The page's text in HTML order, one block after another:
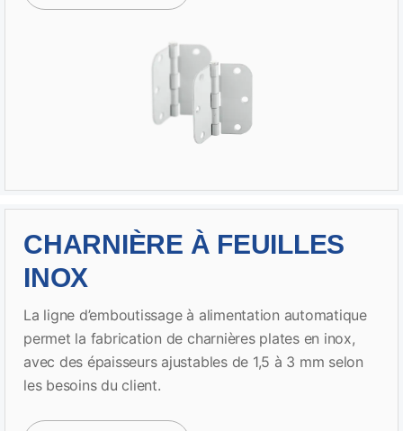
CHARNIÈRE À FEUILLES
INOX
La ligne d’emboutissage à alimentation automatique
permet la fabrication de charnières plates en inox,
avec des épaisseurs ajustables de 1,5 à 3 mm selon
les besoins du client.